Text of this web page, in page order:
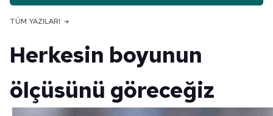
TÜM YAZILARI
Herkesin boyunun
ölçüsünü göreceğiz